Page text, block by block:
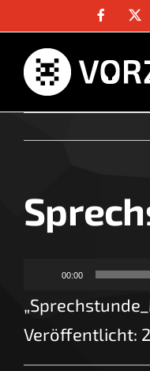
content
Facebook
Audio-
Player
00:00
Veröffentlicht: